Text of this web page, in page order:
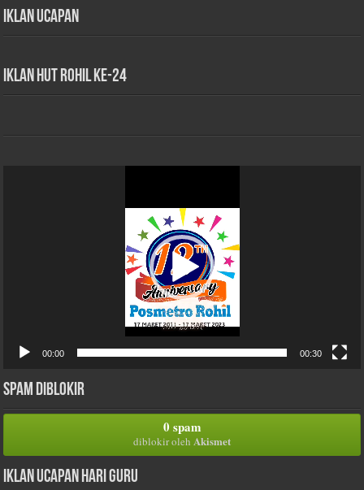
Iklan Ucapan
iklan HUT Rohil Ke-24
00:00 00:30
Spam Diblokir
0 spam
diblokir oleh Akismet
Iklan Ucapan Hari Guru